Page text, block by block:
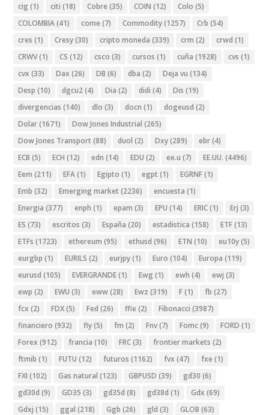
cig (1) citi (18) Cobre (35) COIN (12) Colo (5)
COLOMBIA(41) come (7) Commodity(1257) Crb (54)
cres (1) Cresy(30) cripto moneda (339) crm (2) crwd (1)
CRWV(1) CS (12) csco (3) cursos (1) cuña (1928) cvs (1)
cvx (33) Dax (26) DB (6) dba (2) Deja vu (134)
Desp (10) dgcu2(4) Dia (2) didi (4) Dis (19)
divergencias (140) dlo (3) docn (1) dogeusd (2)
Dolar(1671) Dow Jones Industrial (265)
Dow Jones Transport (88) duol (2) Dxy(289) ebr(4)
ECB (5) ECH (12) edn (14) EDU (2) ee.u (7) EE.UU. (4496)
Eem (211) EFA(1) Egipto (1) egpt (1) EGRNF(1)
Emb (32) Emerging market (2236) encuesta (1)
Energia (377) enph (1) epam (3) EPU (14) ERIC(1) Erj (3)
ES (73) escritos (3) España (20) estadistica (158) ETF(13)
ETFs (1723) ethereum (95) ethusd (96) ETN (10) eu10y(5)
eurgbp (1) EURILS (2) eurjpy(1) Euro (104) Europa (119)
eurusd (105) EVERGRANDE(1) Ewg (1) ewh (4) ewj (3)
ewp (2) EWU (3) eww(28) Ewz (319) F(1) fb (27)
fcx (2) FDX(5) Fed (26) ffie (2) Fibonacci (3987)
financiero (932) fly(5) fm (2) Fnv(7) Fomc(9) FORD (1)
Forex (912) francia (10) FRC(3) frontier markets (2)
ftmib (1) FUTU (12) futuros (1162) fvx (47) fxe (1)
FXI (102) Gas natural (123) GBPUSD (39) gd30 (6)
gd30d (9) GD35 (3) gd35d (8) gd38d (1) Gdx (69)
Gdxj (15) ggal (218) Ggb (26) gld (3) GLOB (63)